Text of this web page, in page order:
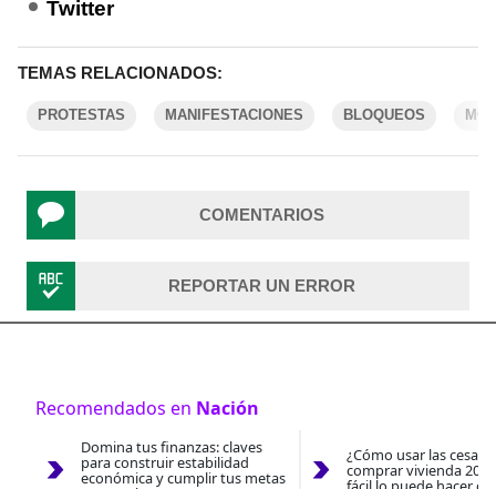
Twitter
TEMAS RELACIONADOS:
PROTESTAS MANIFESTACIONES BLOQUEOS
COMENTARIOS
REPORTAR UN ERROR
Recomendados en Nación
Domina tus finanzas: claves
para construir estabilidad
económica y cumplir tus metas
¿Cómo usar las
comprar vivienda